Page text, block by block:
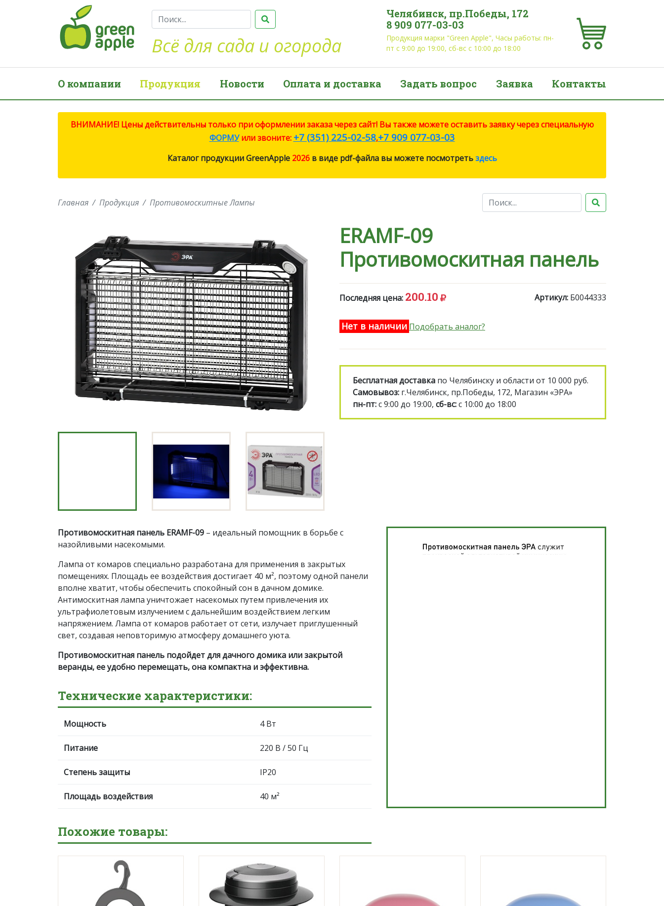
Всё для сада и огорода
Челябинск, пр.Победы, 172
8 909 077-03-03
Продукция марки "Green Apple", Часы работы: пн-
пт с 9:00 до 19:00, сб-вс с 10:00 до 18:00
О компании Продукция Новости Оплата и доставка Задать вопрос Заявка Контакты
ВНИМАНИЕ! Цены действительны только при оформлении заказа через сайт! Вы также можете оставить заявку через специальную
ФОРМУили звоните: +7 (351) 225-02-58,+7 909 077-03-03
Каталог продукции GreenApple 2026в виде pdf-файла вы можете посмотретьздесь
Главная Продукция Противомоскитные Лампы
ERAMF-09
Противомоскитная панель
Последняя цена: 200.10 Артикул: Б0044333
Нет в наличии Подобрать аналог?
Бесплатная доставка по Челябинску и области от 10 000 руб.
Самовывоз: г.Челябинск, пр.Победы, 172, Магазин «ЭРА»
пн-пт:с 9:00 до 19:00, сб-вс:с 10:00 до 18:00
Противомоскитная панель ERAMF-09 – идеальный помощник в борьбе с
назойливыми насекомыми.
Лампа от комаров специально разработана для применения в закрытых
помещениях. Площадь ее воздействия достигает 40 м², поэтому одной панели
вполне хватит, чтобы обеспечить спокойный сон в дачном домике.
Антимоскитная лампа уничтожает насекомых путем привлечения их
ультрафиолетовым излучением с дальнейшим воздействием легким
напряжением. Лампа от комаров работает от сети, излучает приглушенный
свет, создавая неповторимую атмосферу домашнего уюта.
Противомоскитная панель подойдет для дачного домика или закрытой
веранды, ее удобно перемещать, она компактна и эффективна.
Технические характеристики:
Мощность 4 Вт
Питание 220 В / 50 Гц
Степень защиты IP20
Площадь воздействия 40 м²
Похожие товары: